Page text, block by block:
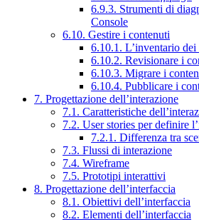
6.9.3. Strumenti di
Console
6.10. Gestire i contenuti
6.10.1. L’inventario dei
6.10.2. Revisionare i
6.10.3. Migrare i
6.10.4. Pubblicare i
7. Progettazione dell’interazione
7.1. Caratteristiche
7.2. User stories per definire
7.2.1. Differenza tra
7.3. Flussi di interazione
7.4. Wireframe
7.5. Prototipi interattivi
8. Progettazione dell’interfaccia
8.1. Obiettivi dell’interfaccia
8.2. Elementi dell’interfaccia